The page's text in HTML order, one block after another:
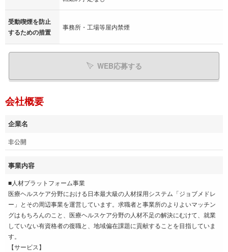
受動喫煙を防止
するための措置
事務所・工場等屋内禁煙
WEB応募する
会社概要
企業名
非公開
事業内容
■人材プラットフォーム事業
医療ヘルスケア分野における日本最大級の人材採用システム「ジョブメドレ
ー」とその周辺事業を運営しています。求職者と事業所のよりよいマッチン
グはもちろんのこと、医療ヘルスケア分野の人材不足の解決にむけて、就業
していない有資格者の復職と、地域偏在課題に貢献することを目指していま
す。
【サービス】